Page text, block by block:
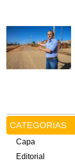
CATEGORIAS
Capa
Editorial